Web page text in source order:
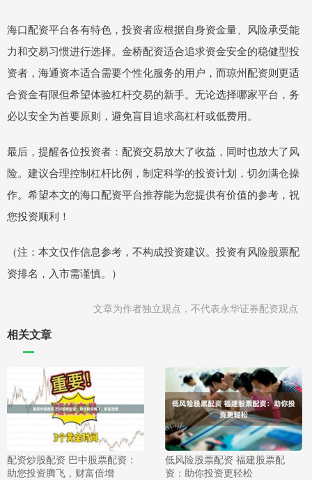
海口配资平台各有特色，投资者应根据自身资金量、风险承受能
力和交易习惯进行选择。金桥配资适合追求资金安全的稳健型投
资者，海通资本适合需要个性化服务的用户，而琼州配资则更适
合资金有限但希望体验杠杆交易的新手。无论选择哪家平台，务
必以安全为首要原则，避免盲目追求高杠杆或低费用。
最后，提醒各位投资者：配资交易放大了收益，同时也放大了风
险。建议合理控制杠杆比例，制定科学的投资计划，切勿满仓操
作。希望本文的海口配资平台推荐能为您提供有价值的参考，祝
您投资顺利！
（注：本文仅作信息参考，不构成投资建议。投资有风险股票配
资排名，入市需谨慎。）
文章为作者独立观点，不代表永华证券配资观点
相关文章
配资炒股配资 巴中股票配资：
助您投资腾飞，财富倍增
低风险股票配资 福建股票配
资：助你投资更轻松